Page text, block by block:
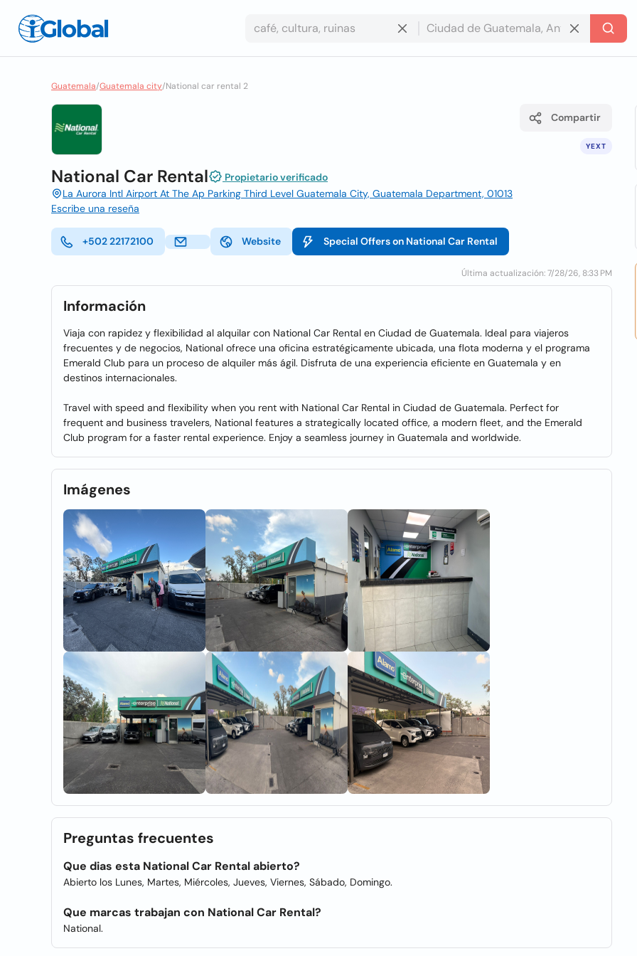
Guatemala/Guatemala city/National car rental 2
YEXT
Compartir
National Car Rental
Propietario verificado
La Aurora Intl Airport At The Ap Parking Third Level Guatemala City, Guatemala Department, 01013
Escribe una reseña
+502 22172100 Website Special Offers on National Car Rental
Última actualización: 7/28/26, 8:33 PM
Información
Viaja con rapidez y flexibilidad al alquilar con National Car Rental en Ciudad de Guatemala. Ideal para viajeros
frecuentes y de negocios, National ofrece una oficina estratégicamente ubicada, una flota moderna y el programa
Emerald Club para un proceso de alquiler más ágil. Disfruta de una experiencia eficiente en Guatemala y en
destinos internacionales.
Travel with speed and flexibility when you rent with National Car Rental in Ciudad de Guatemala. Perfect for
frequent and business travelers, National features a strategically located office, a modern fleet, and the Emerald
Club program for a faster rental experience. Enjoy a seamless journey in Guatemala and worldwide.
Imágenes
Preguntas frecuentes
Que dias esta National Car Rental abierto?
Abierto los Lunes, Martes, Miércoles, Jueves, Viernes, Sábado, Domingo.
Que marcas trabajan con National Car Rental?
National.